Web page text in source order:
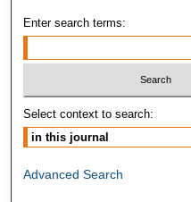
Enter search terms:
Select context to search:
Advanced Search